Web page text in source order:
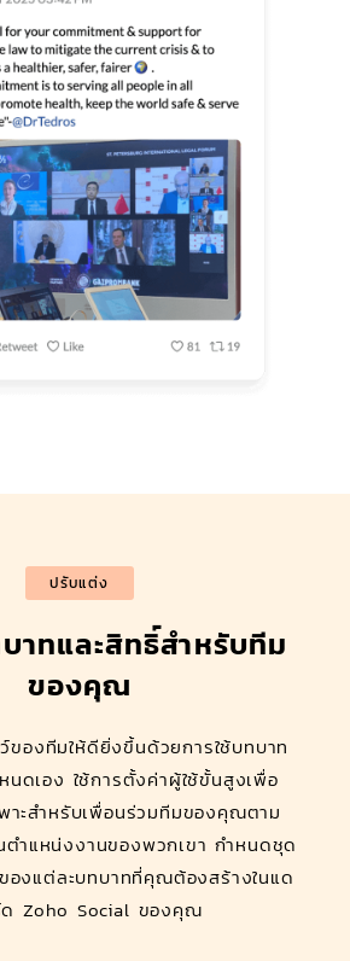
ปรับแต่ง
าทและสิทธิ์สำหรับทีม
ของคุณ
ของทีมให้ดียิ่งขึ้นด้วยการใช้บทบาท
นดเอง ใช้การตั้งค่าผู้ใช้ขั้นสูงเพื่อ
าะสำหรับเพื่อนร่วมทีมของคุณตาม
ตำแหน่งงานของพวกเขา กำหนดชุด
องแต่ละบทบาทที่คุณต้องสร้างในแด
Zoho Social ของคุณ